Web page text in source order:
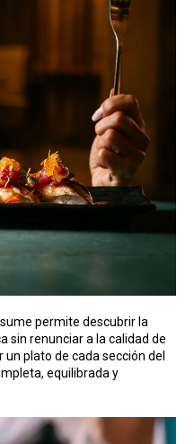
permite descubrir la
sin renunciar a la calidad de
plato de cada sección del
equilibrada y